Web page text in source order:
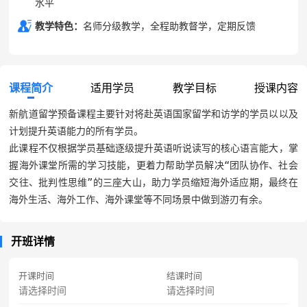
水平
教学特色： 名师分级教学，全程助教督学，定期反馈
课程简介 适用学员 教学目标 授课内容
新航道留学预备课程主要针对将赴英语国家留学和访学的学员以以及
计划提升英语能力的所有学员。
此课程不仅根据学员基础逐级提升英语听说读写的核心语言能大，掌
握海外课堂所需的学习技能，更着力帮助学员解决“团队协作、社会
交往、批判性思维”的三座大山，助力学员缩短海外适应期，最终在
海外生活、海外工作、海外课堂等不同场景中做到游刃有余。
开班详情
开课时间 结课时间